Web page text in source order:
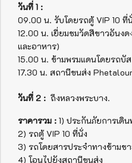
วันที่ 1 :
09.00 น. รับโดยรถตู้ VIP 10 ที่
12.00 น. เยี่ยมชมวัดสีขาวอันง
และอาหาร)
15.00 น. ข้ามพรมแดนโดยรถบัส
17.30 น. สถานีขนส่ง
วันที่ 2 : ถึงหลวงพระบาง.
ราคารวม : 1) ประกันภัยการเดิน
2) รถตู้ VIP 10 ที่นั่ง
3) รถโดยสารประจำทางข้ามช
4) โอนไปยังสถานีขนส่ง